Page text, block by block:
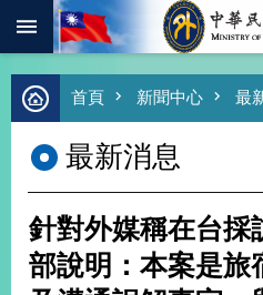
跳到主要內容區塊
進
階
尋
熱
首頁 新聞中心 最
最新消息
針對外媒稱在台採
部說明：本案是旅